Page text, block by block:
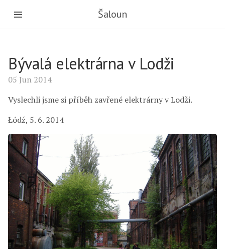
Šaloun
Bývalá elektrárna v Lodži
05 Jun 2014
Vyslechli jsme si příběh zavřené elektrárny v Lodži.
Łódź, 5. 6. 2014